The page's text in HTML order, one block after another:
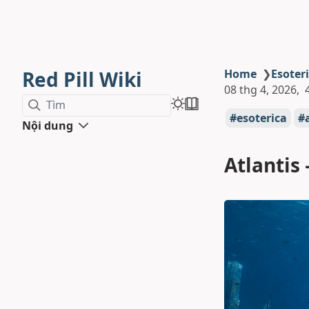
Red Pill Wiki
Tìm
Nội dung
Home ❯
08 thg 4, 2026
esoterica
Atlantis